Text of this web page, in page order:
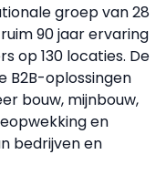
groep van 28
90 jaar ervaring
op 130 locaties. De
B2B-oplossingen
bouw, mijnbouw,
en
bedrijven en